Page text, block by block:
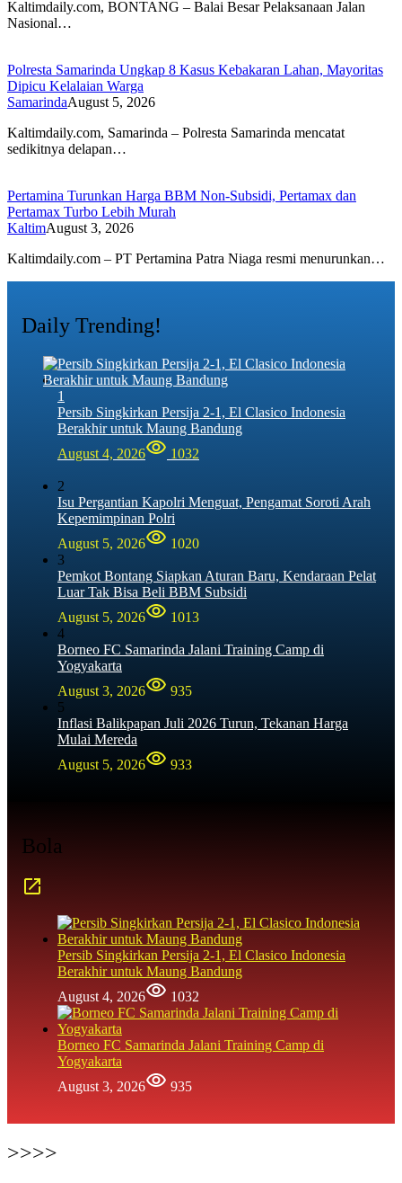
Kaltimdaily.com, BONTANG – Balai Besar Pelaksanaan Jalan
Nasional…
Polresta Samarinda Ungkap 8 Kasus Kebakaran Lahan, Mayoritas
Dipicu Kelalaian Warga
SamarindaAugust 5, 2026
Kaltimdaily.com, Samarinda – Polresta Samarinda mencatat
sedikitnya delapan…
Pertamina Turunkan Harga BBM Non-Subsidi, Pertamax dan
Pertamax Turbo Lebih Murah
KaltimAugust 3, 2026
Kaltimdaily.com – PT Pertamina Patra Niaga resmi menurunkan…
Daily Trending!
1
Persib Singkirkan Persija 2-1, El Clasico Indonesia
Berakhir untuk Maung Bandung
August 4, 2026
1032
2
Isu Pergantian Kapolri Menguat, Pengamat Soroti Arah
Kepemimpinan Polri
August 5, 2026
1020
3
Pemkot Bontang Siapkan Aturan Baru, Kendaraan Pelat
Luar Tak Bisa Beli BBM Subsidi
August 5, 2026
1013
4
Borneo FC Samarinda Jalani Training Camp di
Yogyakarta
August 3, 2026
935
5
Inflasi Balikpapan Juli 2026 Turun, Tekanan Harga
Mulai Mereda
August 5, 2026
933
Bola
Persib Singkirkan Persija 2-1, El Clasico Indonesia
Berakhir untuk Maung Bandung
August 4, 2026
1032
Borneo FC Samarinda Jalani Training Camp di
Yogyakarta
August 3, 2026
935
>>>>